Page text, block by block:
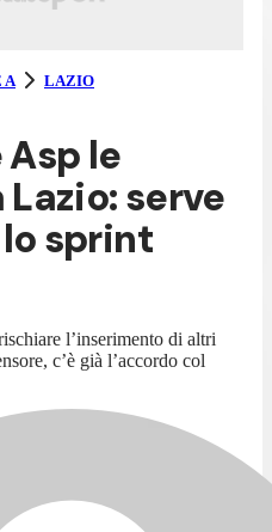
A LAZIO
le
serve
sprint
l’inserimento di altri
c’è già l’accordo col